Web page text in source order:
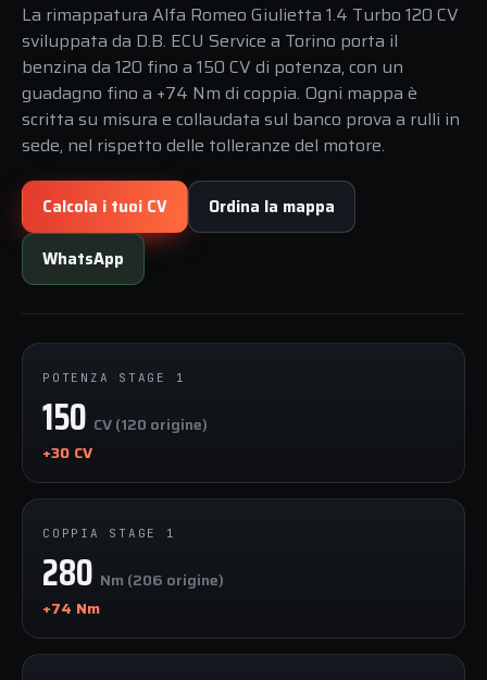
La rimappatura Alfa Romeo Giulietta 1.4 Turbo 120 CV
sviluppata da D.B. ECU Service a Torino porta il
benzina da 120 fino a 150 CV di potenza, con un
guadagno fino a +74 Nm di coppia. Ogni mappa è
scritta su misura e collaudata sul banco prova a rulli in
sede, nel rispetto delle tolleranze del motore.
Calcola i tuoi CV Ordina la mappa
WhatsApp
POTENZA STAGE 1
150 CV (120 origine)
+30 CV
COPPIA STAGE 1
280 Nm (206 origine)
+74 Nm